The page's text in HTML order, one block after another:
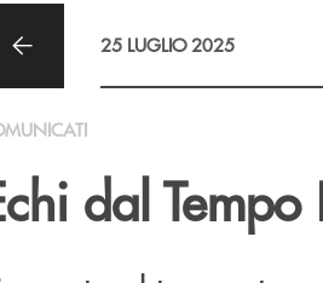
25 LUGLIO 2025
dal Tempo